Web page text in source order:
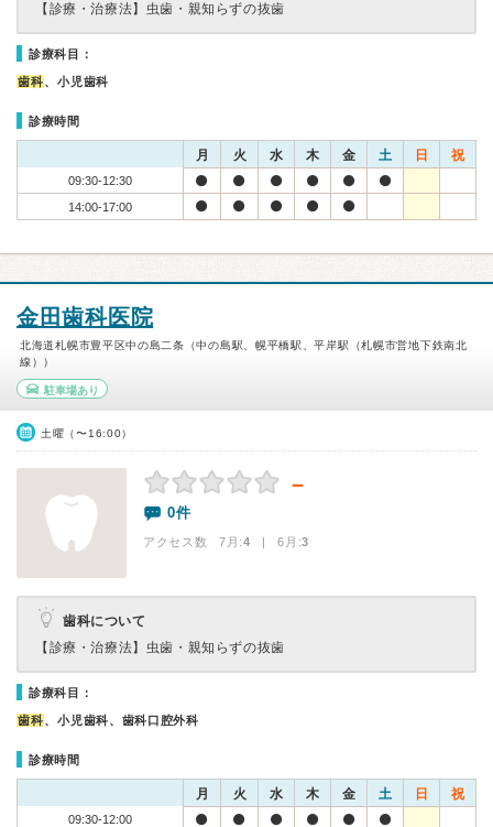
【診療・治療法】 虫歯・親知らずの抜歯
診療科目：
歯科、小児歯科
診療時間
月 火 水 木 金 土 日 祝
09:30-12:30
14:00-17:00
金田歯科医院
北海道札幌市豊平区中の島二条（中の島駅、幌平橋駅、平岸駅（札幌市営地下鉄南北
線））
駐車場あり
土曜（〜16:00）
－
0件
アクセス数 7月:4 | 6月:3
歯科について
【診療・治療法】 虫歯・親知らずの抜歯
診療科目：
歯科、小児歯科、歯科口腔外科
診療時間
月 火 水 木 金 土 日 祝
09:30-12:00